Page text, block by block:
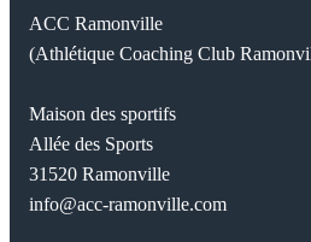
ACC Ramonville
(Athlétique Coaching Club
Maison des sportifs
Allée des Sports
31520 Ramonville
info@acc-ramonville.com